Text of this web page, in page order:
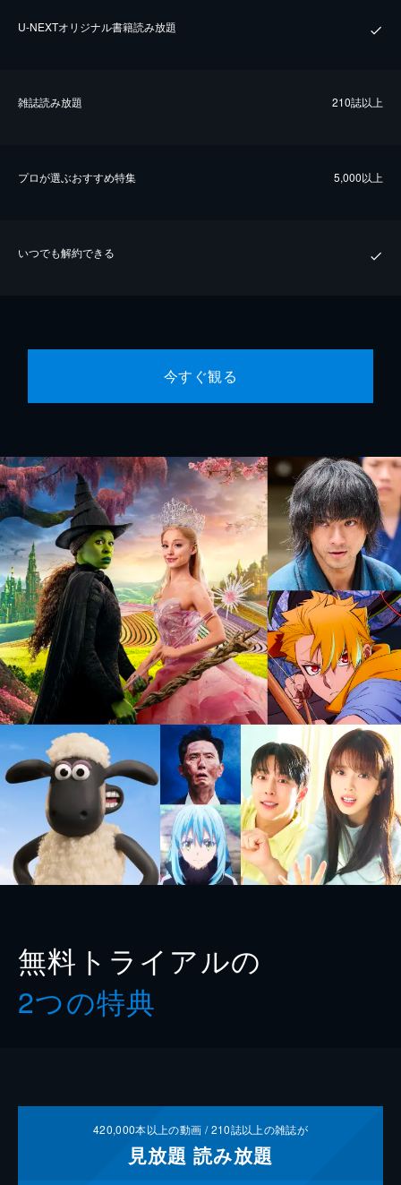
U-NEXTオリジナル書籍読み放題
雑誌読み放題 210誌以上
プロが選ぶおすすめ特集 5,000以上
いつでも解約できる
今すぐ観る
無料トライアルの
2つの特典
420,000本以上の動画 /210誌以上の雑誌が
見放題 読み放題